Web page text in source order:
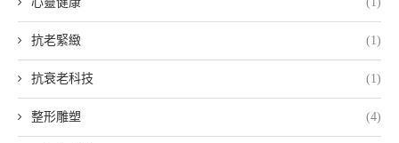
抗老緊緻 (1)
抗衰老科技 (1)
整形雕塑 (4)